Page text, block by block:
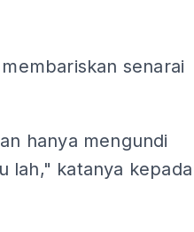
senarai
hanya mengundi
lah," katanya kepada